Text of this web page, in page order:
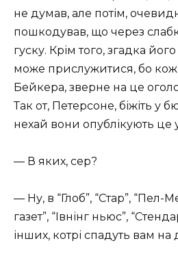
не думав, але потім,
пошкодував, що через
гуску. Крім того, згадка
може прислужитися, бо
Бейкера, зверне на це
Так от, Петерсоне, біжіть у
нехай вони опублікують це у
— В яких, сер?
— Ну, в “Глоб”, “Стар”, “Пел-
газет”, “Івнінг ньюс”,
інших, котрі спадуть вам на